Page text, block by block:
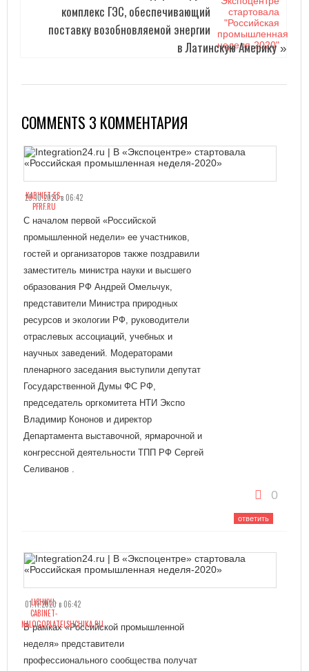
комплекс ГЭС, обеспечивающий
поставку возобновляемой энергии
в Латинскую Америку »
COMMENTS 3 КОММЕНТАРИЯ
KABINET-ES-
PFRF.RU
29.10.2020 в 06:42
С началом первой «Российской
промышленной недели» ее участников,
гостей и организаторов также поздравили
заместитель министра науки и высшего
образования РФ Андрей Омельчук,
представители Министра природных
ресурсов и экологии РФ, руководители
отраслевых ассоциаций, учебных и
научных заведений. Модераторами
пленарного заседания выступили депутат
Государственной Думы ФС РФ,
председатель оргкомитета НТИ Экспо
Владимир Кононов и директор
Департамента выставочной, ярмарочной и
конгрессной деятельности ТПП РФ Сергей
Селиванов .
0
ответить
LICHNYJ-
CABINET-
NALOGOPLATELSHCHIKA.RU
01.11.2020 в 06:42
В рамках «Российской промышленной
неделя» представители
профессионального сообщества получат